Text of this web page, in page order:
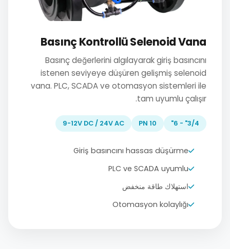
Basınç Kontrollü Selenoid Vana
Basınç değerlerini algılayarak giriş basıncını
istenen seviyeye düşüren gelişmiş selenoid
vana. PLC, SCADA ve otomasyon sistemleri ile
tam uyumlu çalışır.
3/4" - 6"
PN 10
9-12V DC / 24V AC
Giriş basıncını hassas düşürme
PLC ve SCADA uyumlu
استهلاك طاقة منخفض
Otomasyon kolaylığı